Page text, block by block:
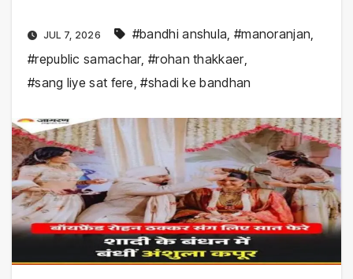
JUL 7, 2026 #bandhi anshula #manoranjan
#republic samachar,#rohan thakkaer,
#sang liye sat fere ,#shadi ke bandhan